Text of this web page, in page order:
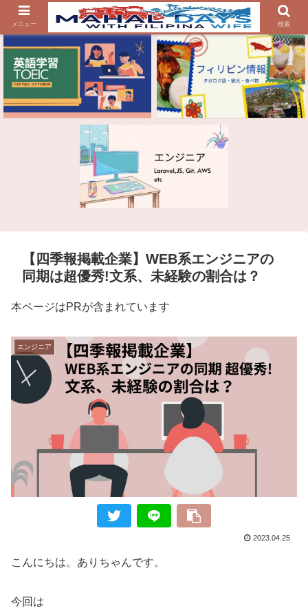
【四季報掲載企業】WEB系エンジニアの
同期は超優秀!文系、未経験の割合は？
本ページはPRが含まれています
エンジニア
2023.04.25
こんにちは。ありちゃんです。
今回は
メニュー 検索